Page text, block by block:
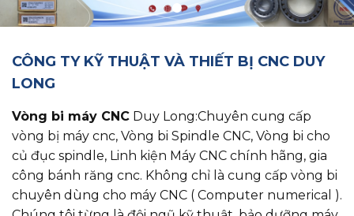
CÔNG TY KỸ THUẬT VÀ THIẾT BỊ CNC DUY
LONG
Vòng bi máy CNC Duy Long:Chuyên cung cấp
vòng bị máy cnc, ​​​​​​​Vòng bi Spindle CNC, Vòng bi cho
củ đục spindle, Linh kiện Máy CNC chính hãng, gia
công bánh răng cnc. Không chỉ là cung cấp vòng bi
chuyên dùng cho máy CNC ( Computer numerical ).